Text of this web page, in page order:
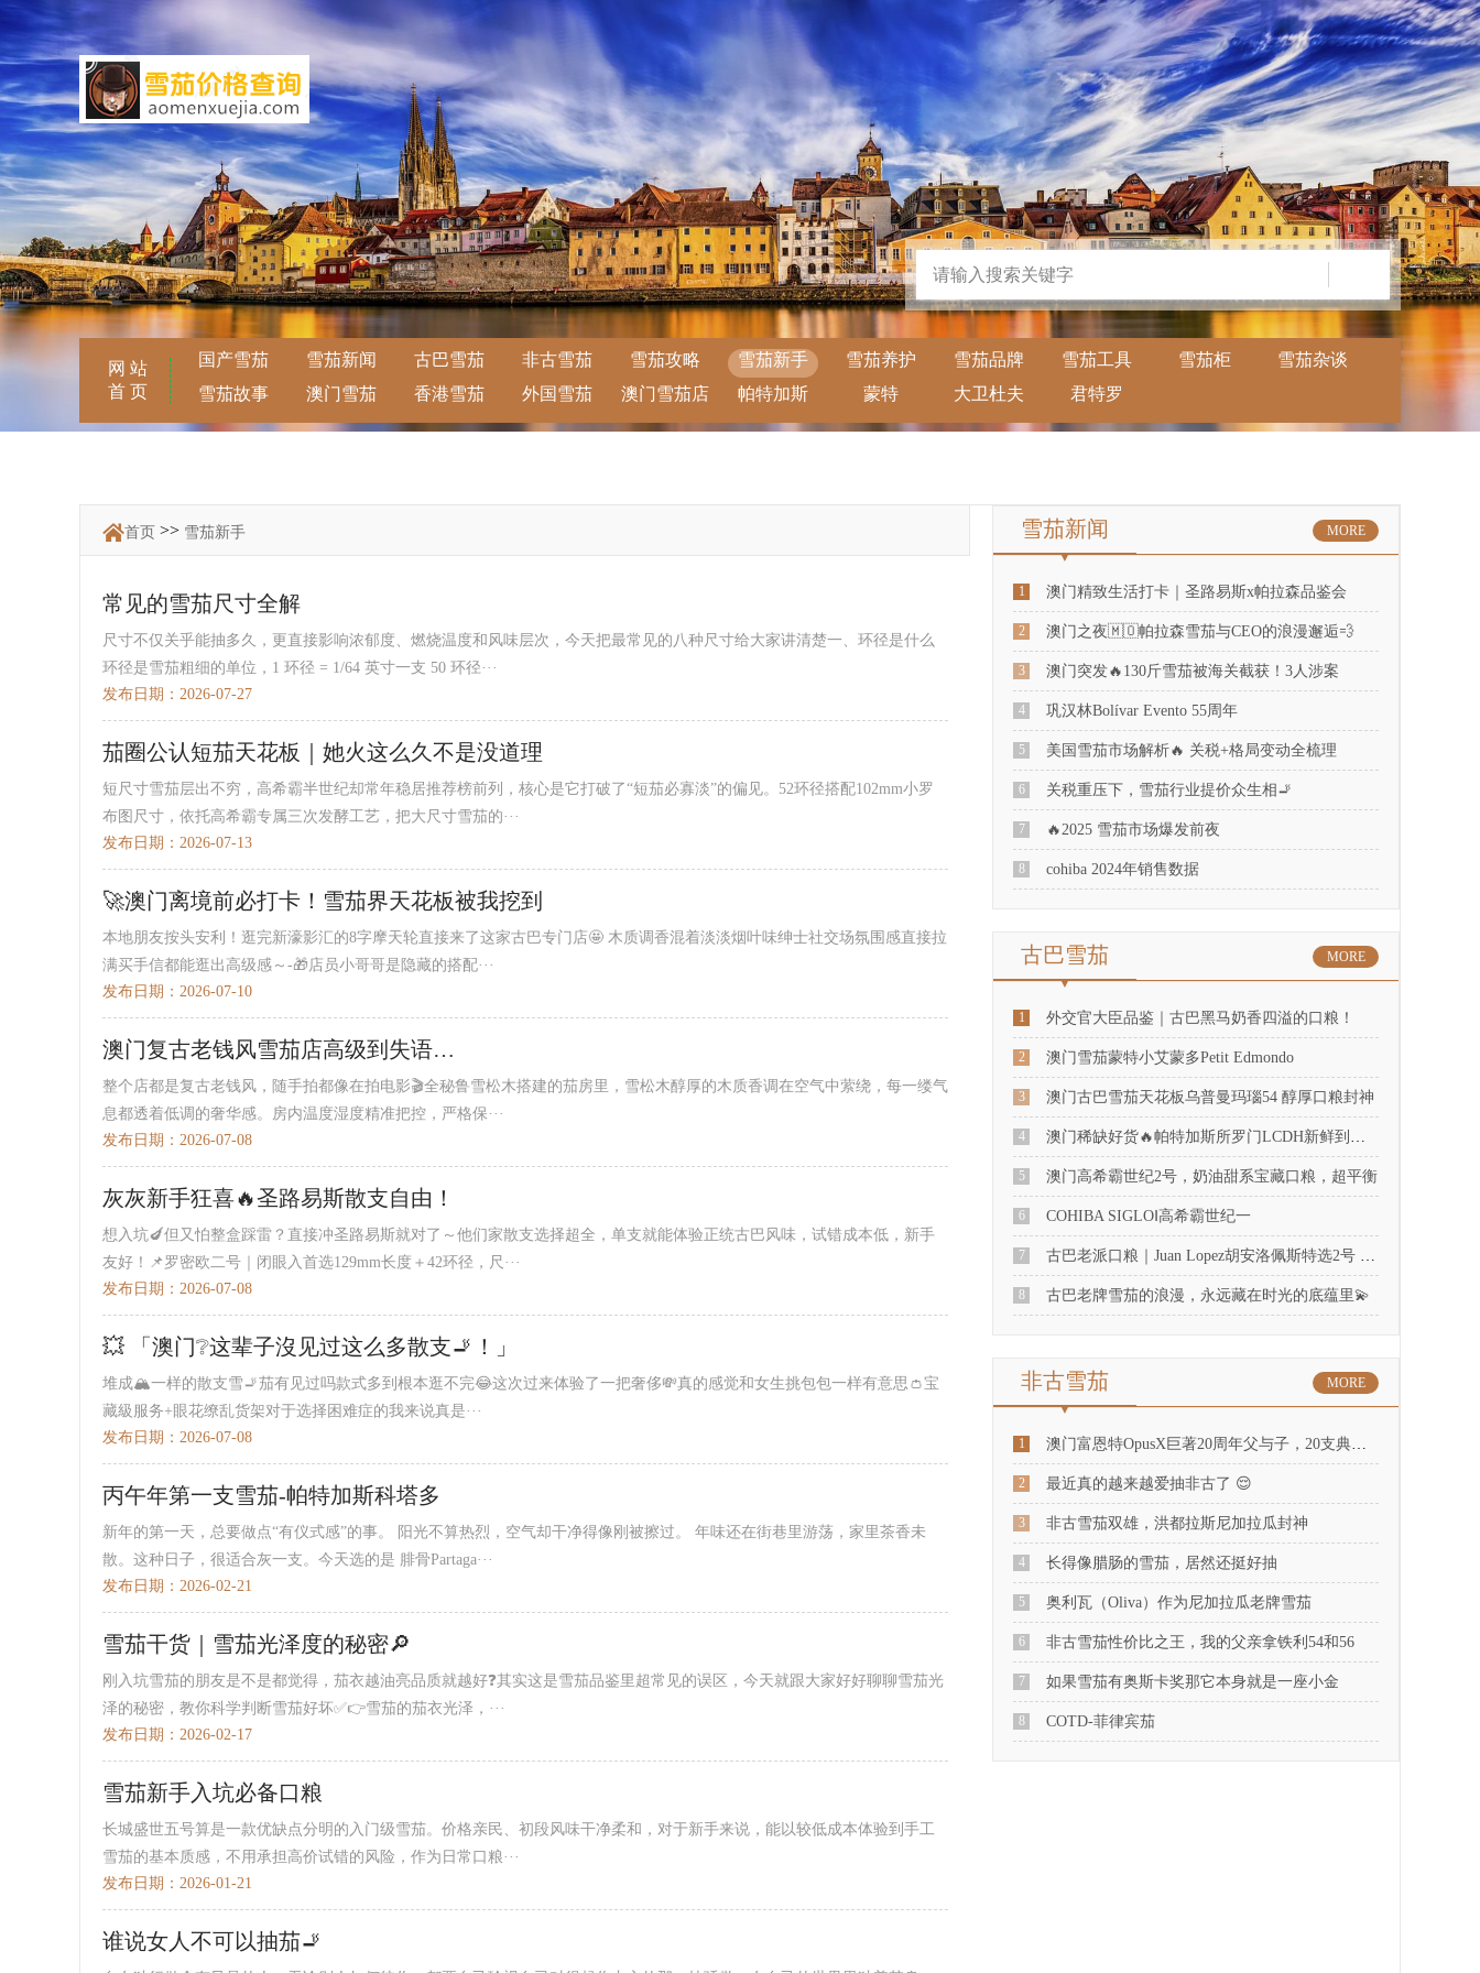
网 站
首 页
国产雪茄 雪茄新闻 古巴雪茄 非古雪茄 雪茄攻略 雪茄新手 雪茄养护 雪茄品牌 雪茄工具 雪茄柜
雪茄杂谈
雪茄故事
澳门雪茄 香港雪茄 外国雪茄 澳门雪茄店 帕特加斯 蒙特 大卫杜夫 君特罗
首页 >> 雪茄新手
常见的雪茄尺寸全解
尺寸不仅关乎能抽多久，更直接影响浓郁度、燃烧温度和风味层次，今天把最常见的八种尺寸给大家讲清楚一、环径是什么
环径是雪茄粗细的单位，1 环径 = 1/64 英寸一支 50 环径···
发布日期：2026-07-27
茄圈公认短茄天花板｜她火这么久不是没道理
短尺寸雪茄层出不穷，高希霸半世纪却常年稳居推荐榜前列，核心是它打破了“短茄必寡淡”的偏见。52环径搭配102mm小罗
布图尺寸，依托高希霸专属三次发酵工艺，把大尺寸雪茄的···
发布日期：2026-07-13
🚀澳门离境前必打卡！雪茄界天花板被我挖到
本地朋友按头安利！逛完新濠影汇的8字摩天轮直接来了这家古巴专门店🤩 木质调香混着淡淡烟叶味绅士社交场氛围感直接拉
满买手信都能逛出高级感～-🎁店员小哥哥是隐藏的搭配···
发布日期：2026-07-10
澳门复古老钱风雪茄店高级到失语…
整个店都是复古老钱风，随手拍都像在拍电影🎬全秘鲁雪松木搭建的茄房里，雪松木醇厚的木质香调在空气中萦绕，每一缕气
息都透着低调的奢华感。房内温度湿度精准把控，严格保···
发布日期：2026-07-08
灰灰新手狂喜🔥圣路易斯散支自由！
想入坑🍆但又怕整盒踩雷？直接冲圣路易斯就对了～他们家散支选择超全，单支就能体验正统古巴风味，试错成本低，新手
友好！📌罗密欧二号｜闭眼入首选129mm长度＋42环径，尺···
发布日期：2026-07-08
💥 「澳门❔这辈子沒见过这么多散支🚬！」
堆成🏔一样的散支雪🚬茄有见过吗款式多到根本逛不完😂这次过来体验了一把奢侈💸真的感觉和女生挑包包一样有意思👛宝
藏級服务+眼花缭乱货架对于选择困难症的我来说真是···
发布日期：2026-07-08
丙午年第一支雪茄-帕特加斯科塔多
新年的第一天，总要做点“有仪式感”的事。 阳光不算热烈，空气却干净得像刚被擦过。 年味还在街巷里游荡，家里茶香未
散。这种日子，很适合灰一支。今天选的是 腓骨Partaga···
发布日期：2026-02-21
雪茄干货｜雪茄光泽度的秘密🔎
刚入坑雪茄的朋友是不是都觉得，茄衣越油亮品质就越好❓其实这是雪茄品鉴里超常见的误区，今天就跟大家好好聊聊雪茄光
泽的秘密，教你科学判断雪茄好坏✅👉雪茄的茄衣光泽，···
发布日期：2026-02-17
雪茄新手入坑必备口粮
长城盛世五号算是一款优缺点分明的入门级雪茄。价格亲民、初段风味干净柔和，对于新手来说，能以较低成本体验到手工
雪茄的基本质感，不用承担高价试错的风险，作为日常口粮···
发布日期：2026-01-21
谁说女人不可以抽茄🚬
雪茄新闻 MORE
1 澳门精致生活打卡｜圣路易斯x帕拉森品鉴会
2 澳门之夜🇲🇴帕拉森雪茄与CEO的浪漫邂逅💨
3 澳门突发🔥130斤雪茄被海关截获！3人涉案
4 巩汉林Bolívar Evento 55周年
5 美国雪茄市场解析🔥 关税+格局变动全梳理
6 关税重压下，雪茄行业提价众生相🚬
7 🔥2025 雪茄市场爆发前夜
8 cohiba 2024年销售数据
古巴雪茄 MORE
1 外交官大臣品鉴｜古巴黑马奶香四溢的口粮！
2 澳门雪茄蒙特小艾蒙多Petit Edmondo
3 澳门古巴雪茄天花板乌普曼玛瑙54 醇厚口粮封神
4 澳门稀缺好货🔥帕特加斯所罗门LCDH新鲜到店！
5 澳门高希霸世纪2号，奶油甜系宝藏口粮，超平衡
6 COHIBA SIGLOⅠ高希霸世纪一
7 古巴老派口粮｜Juan Lopez胡安洛佩斯特选2号 奶香温柔天花板✨
8 古巴老牌雪茄的浪漫，永远藏在时光的底蕴里💫
非古雪茄 MORE
1 澳门富恩特OpusX巨著20周年父与子，20支典藏装
2 最近真的越来越爱抽非古了 😌
3 非古雪茄双雄，洪都拉斯尼加拉瓜封神
4 长得像腊肠的雪茄，居然还挺好抽
5 奥利瓦（Oliva）作为尼加拉瓜老牌雪茄
6 非古雪茄性价比之王，我的父亲拿铁利54和56
7 如果雪茄有奥斯卡奖那它本身就是一座小金
8 COTD-菲律宾茄